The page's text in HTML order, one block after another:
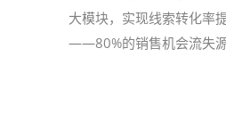
大模块，实现线索转化率
——80%的销售机会流失